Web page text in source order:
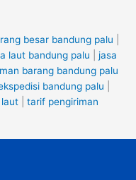
besar bandung palu
laut bandung palu
jasa
barang bandung palu
bandung palu
laut
tarif pengiriman